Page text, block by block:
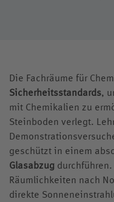
Die Fachräume für
Sicherheitsstandards,
mit Chemikalien zu
Steinboden verlegt.
geschützt in einem
Glasabzug durchführen.
Räumlichkeiten nach
direkte